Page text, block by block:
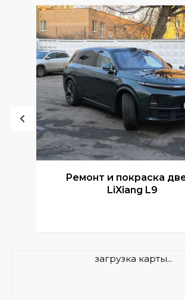
Ремонт и покраска
LiXiang L9
загрузка карты...